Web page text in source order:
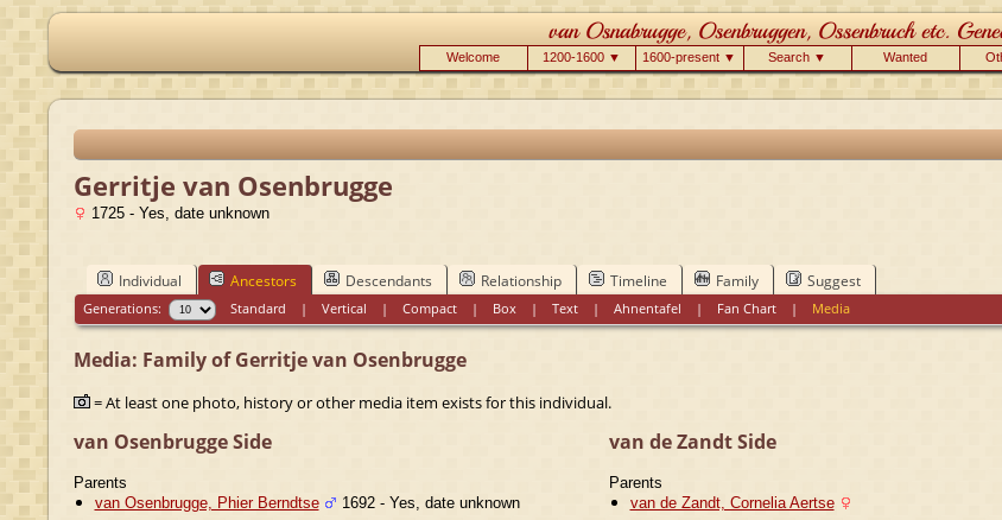
Welcome 1200-1600 ▼ 1600-present ▼ Search ▼ Wanted
Gerritje van Osenbrugge
1725 - Yes, date unknown
Individual Ancestors Descendants Relationship Timeline Family Suggest
Generations: Standard |Vertical |Compact | Box |Text |Ahnentafel | Fan Chart | Media
Media: Family of Gerritje van Osenbrugge
= At least one photo, history or other media item exists for this individual.
van Osenbrugge Side
Parents
van Osenbrugge, Phier Berndtse
1692 - Yes, date unknown
van de Zandt Side
Parents
van de Zandt, Cornelia Aertse